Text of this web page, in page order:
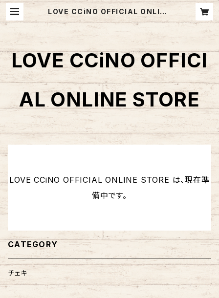
LOVE CCiNO OFFICIAL ONLINE
STORE
LOVE CCiNO OFFICI
AL ONLINE STORE
LOVE CCiNO OFFICIAL ONLINE STORE は、現在準
備中です。
CATEGORY
チェキ